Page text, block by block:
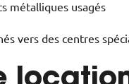
métalliques usagés
vers des centres